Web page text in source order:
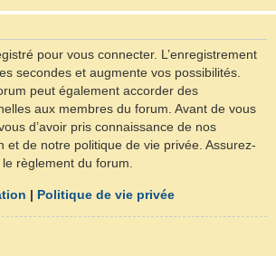
pour vous connecter. L’enregistrement
secondes et augmente vos possibilités.
peut également accorder des
aux membres du forum. Avant de vous
d’avoir pris connaissance de nos
et de notre politique de vie privée. Assurez-
règlement du forum.
| Politique de vie privée